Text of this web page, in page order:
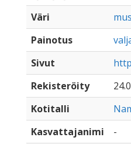
Väri
Painotus
Sivut
Rekisteröity
Kotitalli
Kasvattajanimi
-